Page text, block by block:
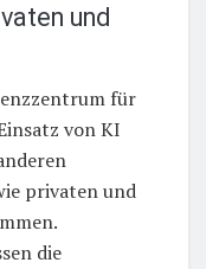
und
für
von KI
privaten und
die